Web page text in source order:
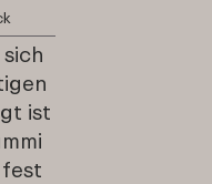
ist